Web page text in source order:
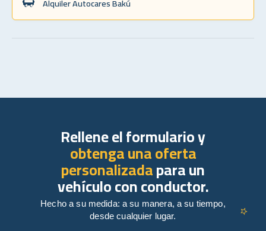
Rellene el formulario y
obtenga una oferta
personalizadapara un
vehículo con conductor.
Hecho a su medida: a su manera, a su tiempo,
desde cualquier lugar.